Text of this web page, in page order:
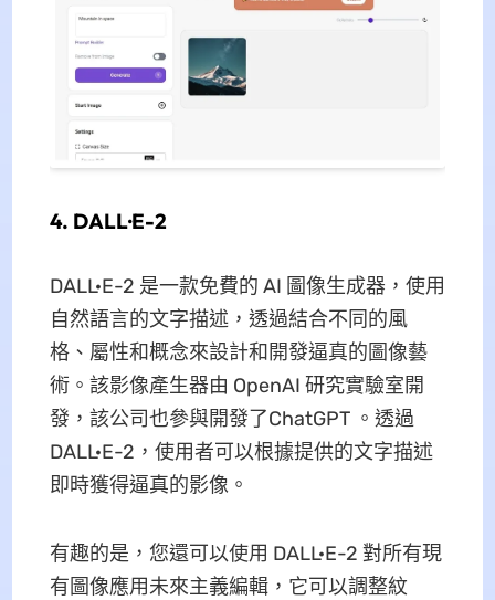
4. DALL·E-2
DALL·E-2 是一款免費的 AI 圖像生成器，使用
自然語言的文字描述，透過結合不同的風
格、屬性和概念來設計和開發逼真的圖像藝
術。該影像產生器由 OpenAI 研究實驗室開
發，該公司也參與開發了ChatGPT 。透過
DALL·E-2，使用者可以根據提供的文字描述
即時獲得逼真的影像。
有趣的是，您還可以使用 DALL·E-2 對所有現
有圖像應用未來主義編輯，它可以調整紋